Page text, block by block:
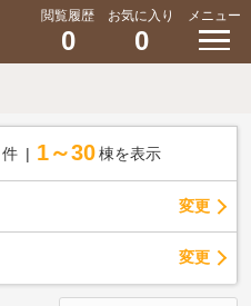
閲覧履歴
0
お気に入り
0
メニュー
件 1～30 棟を表示
変更
変更